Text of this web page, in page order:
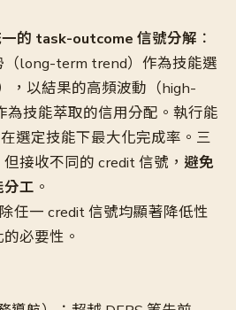
的 task-outcome 信號分解 ：
long-term trend）作為技能選
，以結果的高頻波動（high-
為技能萃取的信用分配。執行能
選定技能下最大化完成率。三
接收不同的 credit 信號， 避免
工 。
任一 credit 信號均顯著降低性
必要性。